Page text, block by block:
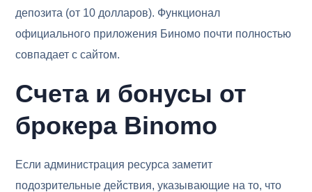
депозита (от 10 долларов). Функционал
официального приложения Биномо почти полностью
совпадает с сайтом.
Счета и бонусы от
брокера Binomo
Если администрация ресурса заметит
подозрительные действия, указывающие на то, что